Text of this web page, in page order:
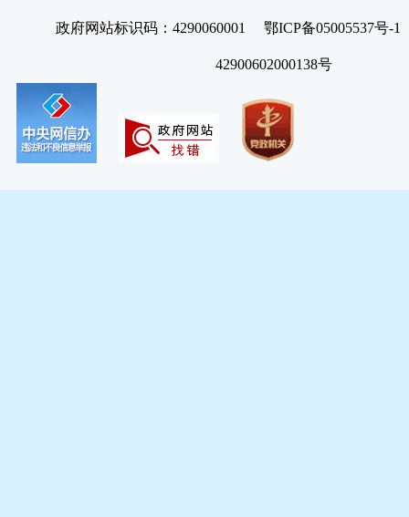
政府网站标识码：4290060001 鄂ICP备05005537号
42900602000138号